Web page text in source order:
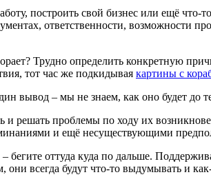
построить свой бизнес или ещё
ответственности, возможности
Трудно определить конкретную
тот час же подкидывая картины с
вывод – мы не знаем, как оно будет до
и решать проблемы по ходу их
и ещё несуществующими
бегите оттуда куда по дальше.
всегда будут что-то выдумывать и